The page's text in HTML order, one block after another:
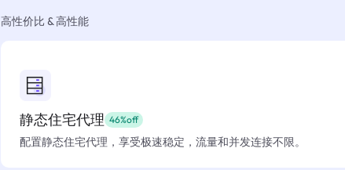
高性价比 & 高性能
静态住宅代理 46%off
配置静态住宅代理，享受极速稳定，流量和并发连接不限。